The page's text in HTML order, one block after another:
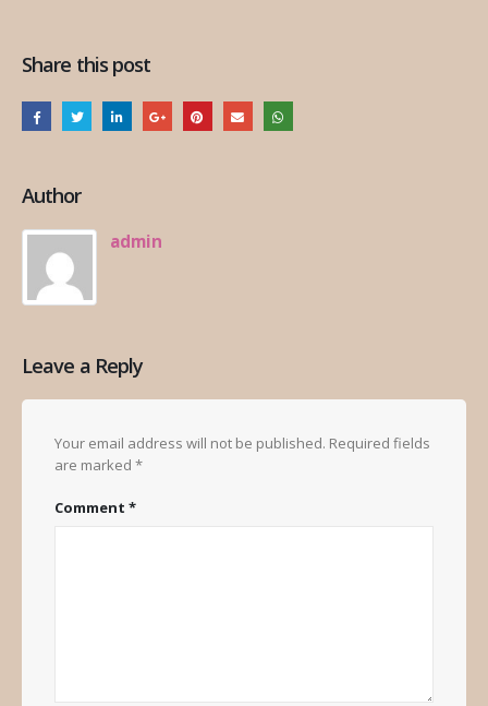
Share this post
Author
admin
Leave a Reply
Your email address will not be published. Required fields
are marked *
Comment *